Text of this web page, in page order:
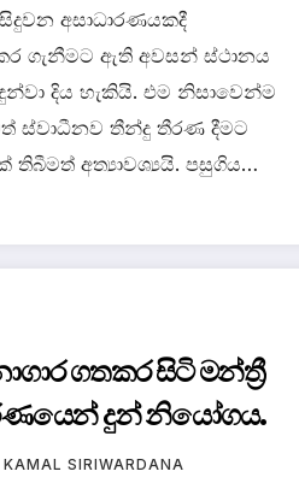
අසාධාරණයකදී
ගැනීමට ඇති අවසන් ස්ථානය
දිය හැකියි. එම නිසාවෙන්ම
ස්වාධීනව තීන්දු තීරණ දීමට
තිබීමත් අත්‍යාවශ්‍යයි. පසුගිය…
ගතකර සිටි මන්ත්‍රී
දුන් නියෝගය.
KAMAL SIRIWARDANA